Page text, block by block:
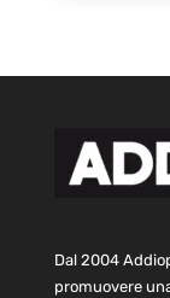
Dal 2004
promuovere